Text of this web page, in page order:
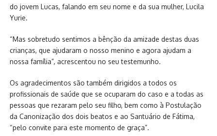
do jovem Lucas, falando em seu nome e da sua mulher, Lucila
Yurie.
“Mas sobretudo sentimos a bênção da amizade destas duas
crianças, que ajudaram o nosso menino e agora ajudam a
nossa família”, acrescentou no seu testemunho.
Os agradecimentos são também dirigidos a todos os
profissionais de saúde que se ocuparam do caso e a todas as
pessoas que rezaram pelo seu filho, bem como à Postulação
da Canonização dos dois beatos e ao Santuário de Fátima,
“pelo convite para este momento de graça”.